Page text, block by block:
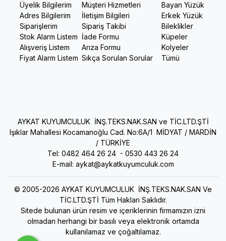
Üyelik Bilgilerim
Adres Bilgilerim
Siparişlerim
Stok Alarm Listem
Alışveriş Listem
Fiyat Alarm Listem
Müşteri Hizmetleri
İletişim Bilgileri
Sipariş Takibi
İade Formu
Arıza Formu
Sıkça Sorulan Sorular
Bayan Yüzük
Erkek Yüzük
Bileklikler
Küpeler
Kolyeler
Tümü
AYKAT KUYUMCULUK İNŞ.TEKS.NAK.SAN ve TİC.LTD.ŞTİ
Işıklar Mahallesi Kocamanoğlu Cad. No:6A/1 MİDYAT / MARDİN
/ TÜRKİYE
Tel: 0482 464 26 24 - 0530 443 26 24
E-mail: aykat@aykatkuyumculuk.com
© 2005-2026 AYKAT KUYUMCULUK İNŞ.TEKS.NAK.SAN Ve
TİC.LTD.ŞTİ Tüm Hakları Saklıdır.
Sitede bulunan ürün resim ve içeriklerinin firmamızın izni
olmadan herhangi bir basılı veya elektronik ortamda
kullanılamaz ve çoğaltılamaz.